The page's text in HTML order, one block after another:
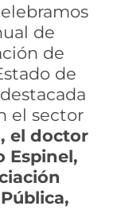
de
de
de
el sector
el doctor
Espinel,